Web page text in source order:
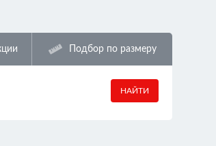
НАЙТИ
Подбор по размеру